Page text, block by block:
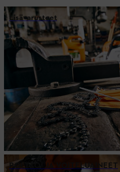
Lisävarusteet
POLTTO- JA VOITELUAINEET